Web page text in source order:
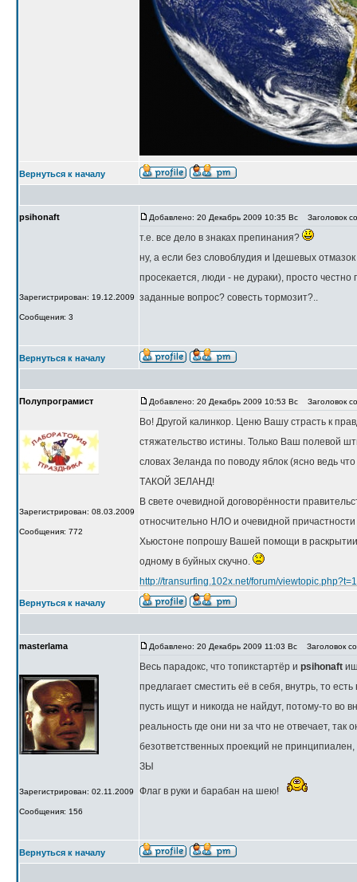
Вернуться к началу
psihonaft
Зарегистрирован: 19.12.2009
Сообщения: 3
Добавлено: 20 Декабрь 2009 10:35 Вс Заголовок
т.е. все дело в знаках препинания?
ну, а если без словоблудия и lдешевых
просекается, люди - не дураки), просто честно
заданные вопрос? совесть тормозит?..
Вернуться к началу
Полупрограмист
Зарегистрирован: 08.03.2009
Сообщения: 772
Добавлено: 20 Декабрь 2009 10:53 Вс Заголовок
Во! Другой калинкор. Ценю Вашу страсть к
стяжательство истины. Только Ваш полевой
словах Зеланда по поводу яблок (ясно ведь
ТАКОЙ ЗЕЛАНД!
В свете очевидной договорённости
относчительно НЛО и очевидной причастности
Хьюстоне попрошу Вашей помощи в
одному в буйных скучно.
http://transurfing.102x.net/forum/
Вернуться к началу
masterlama
Зарегистрирован: 02.11.2009
Сообщения: 156
Добавлено: 20 Декабрь 2009 11:03 Вс Заголовок
Весь парадокс, что топикстартёр и psihonaft
предлагает сместить её в себя, внутрь, то
пусть ищут и никогда не найдут, потому-то во
реальность где они ни за что не отвечает, так
безответственных проекций не
ЗЫ
Флаг в руки и барабан на шею!
Вернуться к началу